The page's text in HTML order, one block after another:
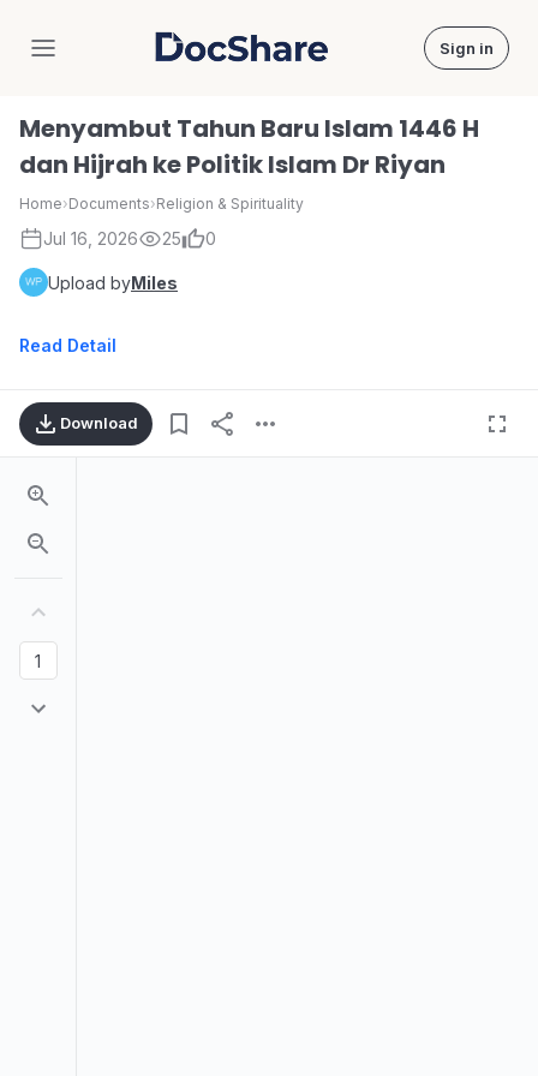
DocShare Sign in
Menyambut Tahun Baru Islam 1446 H
dan Hijrah ke Politik Islam Dr Riyan
Home›Documents›Religion & Spirituality
Jul 16, 2026 25 0
Upload byMiles
Read Detail
Download